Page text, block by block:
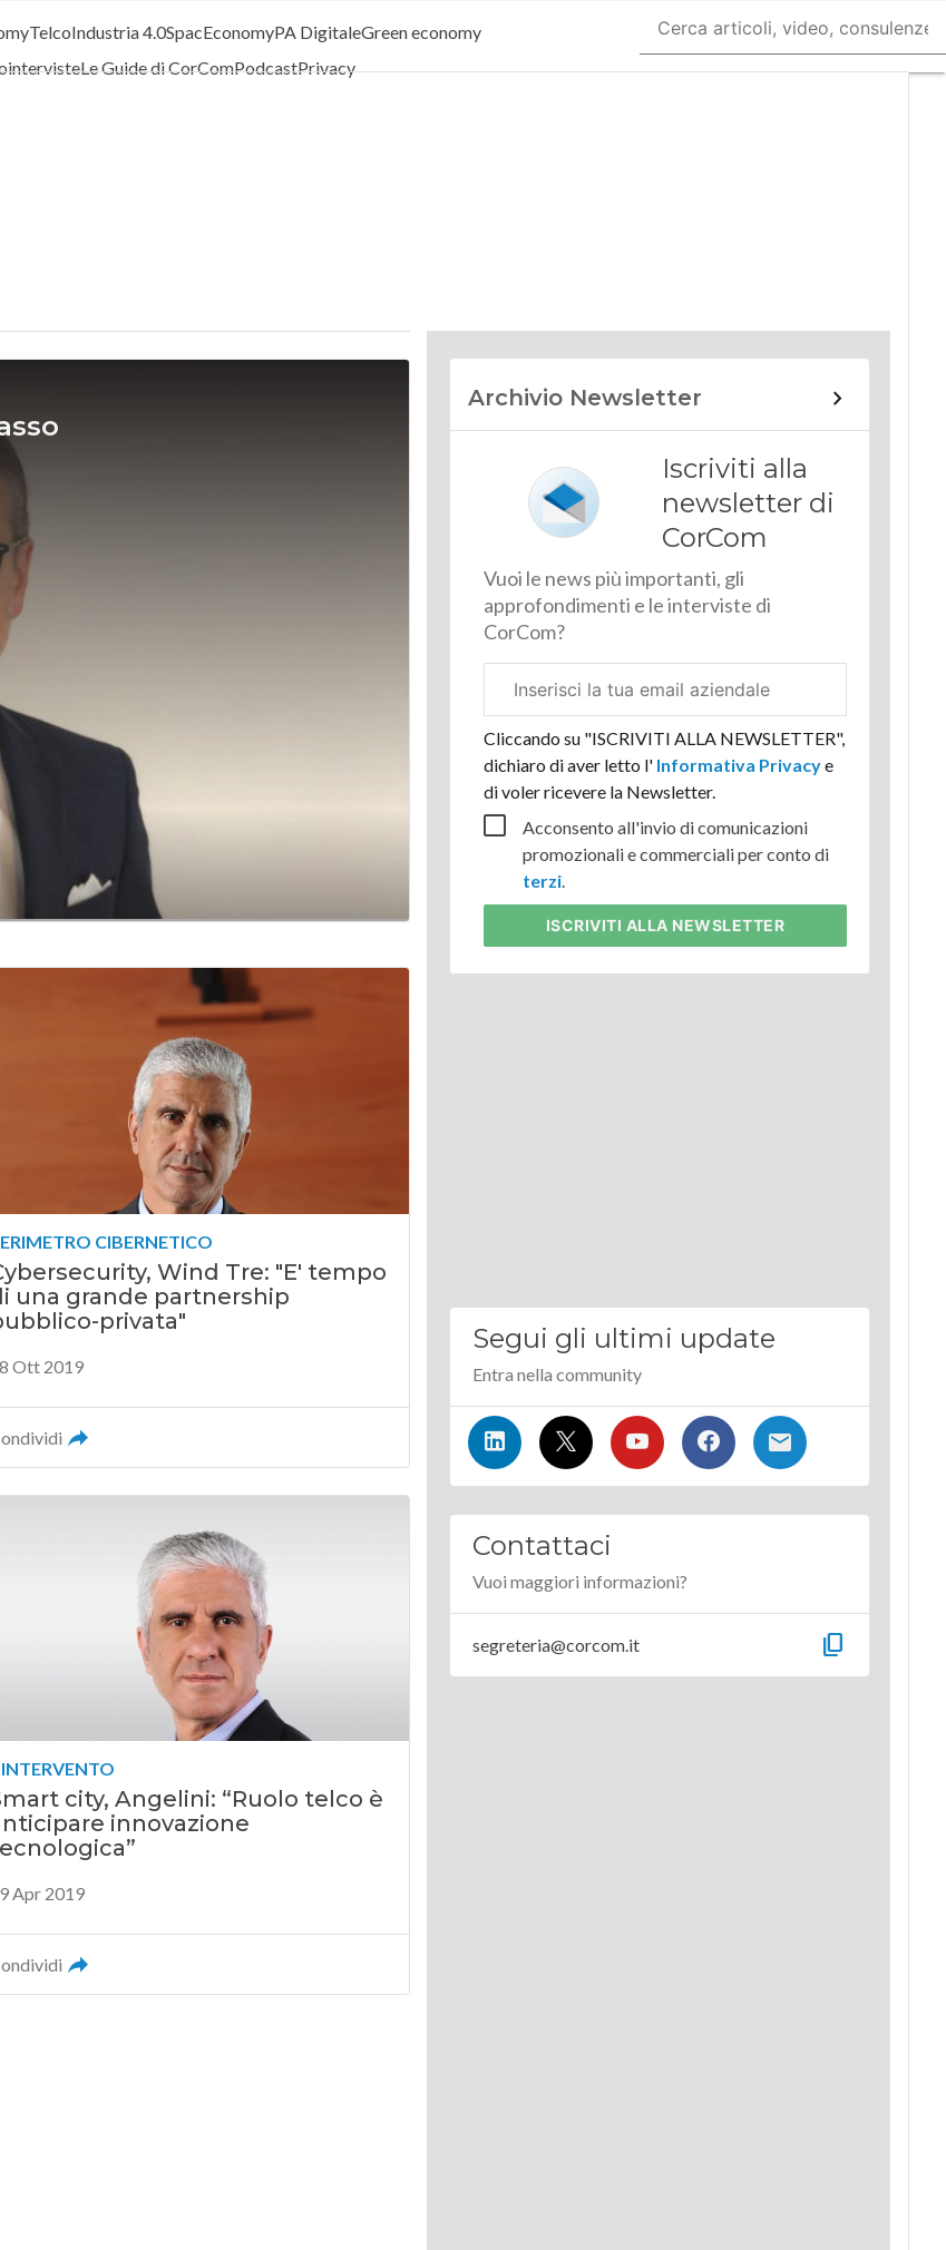
TelcoIndustria 4.0SpacEconomyPA DigitaleGreen economy
Le Guide di CorComPodcastPrivacy
CIBERNETICO
Wind Tre: "E' tempo
una grande partnership
privata"
Ott 2019
city, Angelini: “Ruolo telco è
innovazione
Apr 2019
Archivio Newsletter
Iscriviti alla
newsletter di
CorCom
Vuoi le news più importanti, gli
approfondimenti e le interviste di
CorCom?
aziendale
Cliccando su "ISCRIVITI ALLA NEWSLETTER",
dichiaro di aver letto l'Informativa Privacye
di voler ricevere la Newsletter.
Acconsento all'invio di comunicazioni
promozionali e commerciali per conto di
terzi.
ISCRIVITI ALLA NEWSLETTER
Segui gli ultimi update
Entra nella community
Contattaci
Vuoi maggiori informazioni?
segreteria@corcom.it content_copy